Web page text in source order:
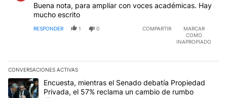
Buena nota, para ampliar con voces académicas. Hay
mucho escrito
RESPONDER 1 0 COMPARTIR
MARCAR
COMO
INAPROPIADO
CONVERSACIONES ACTIVAS
Este listado muestra los artículos con más comentarios en los
Un artículo de tendencia con el título "Encuesta, mientras el
Encuesta, mientras el Senado debatía Propiedad
Privada, el 57% reclama un cambio de rumbo